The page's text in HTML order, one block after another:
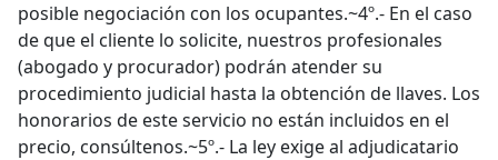
posible negociación con los ocupantes.~4º.- En el caso
de que el cliente lo solicite, nuestros profesionales
(abogado y procurador) podrán atender su
procedimiento judicial hasta la obtención de llaves. Los
honorarios de este servicio no están incluidos en el
precio, consúltenos.~5º.- La ley exige al adjudicatario